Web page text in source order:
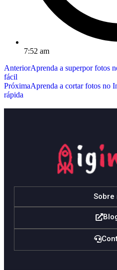
7:52 am
AnteriorAprenda a superpor fotos
fácil
PróximaAprenda a cortar fotos no
rápida
Sobre